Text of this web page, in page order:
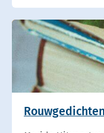
Rouwgedichten